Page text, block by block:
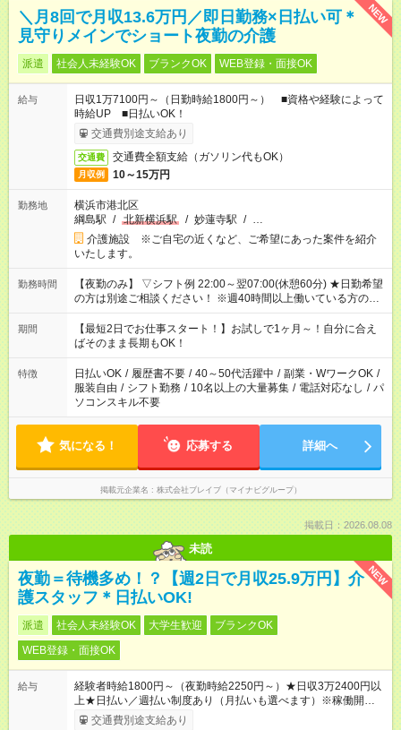
NEW
＼月8回で月収13.6万円／即日勤務×日払い可＊
見守りメインでショート夜勤の介護
派遣 社会人未経験OK ブランクOK WEB登録・面接OK
給与
日収1万7100円～（日勤時給1800円～） ■資格や経験によって
時給UP ■日払いOK！
交通費別途支給あり
交通費 交通費全額支給（ガソリン代もOK）
月収例 10～15万円
勤務地
横浜市港北区
綱島駅 / 北新横浜駅 / 妙蓮寺駅 / …
介護施設 ※ご自宅の近くなど、ご希望にあった案件を紹介
いたします。
勤務時間
【夜勤のみ】 ▽シフト例 22:00～翌07:00(休憩60分) ★日勤希望
の方は別途ご相談ください！ ※週40時間以上働いている方のW
ワークはNG
期間
【最短2日でお仕事スタート！】お試しで1ヶ月～！自分に合え
ばそのまま長期もOK！
特徴 日払いOK / 履歴書不要 / 40～50代活躍中 / 副業・WワークOK /
服装自由 / シフト勤務 / 10名以上の大量募集 / 電話対応なし / パ
ソコンスキル不要
気になる！ 応募する 詳細へ
掲載元企業名 株式会社ブレイブ（マイナビグループ）
掲載日：2026.08.08
未読
NEW
夜勤＝待機多め！？【週2日で月収25.9万円】介
護スタッフ＊日払いOK!
派遣 社会人未経験OK 大学生歓迎
ブランクOK
WEB登録・面接OK
給与
経験者時給1800円～（夜勤時給2250円～）★日収3万2400円以
上★日払い／週払い制度あり（月払いも選べます）※稼働開始時
は手続き完了次第のお支払いとなります。
交通費別途支給あり